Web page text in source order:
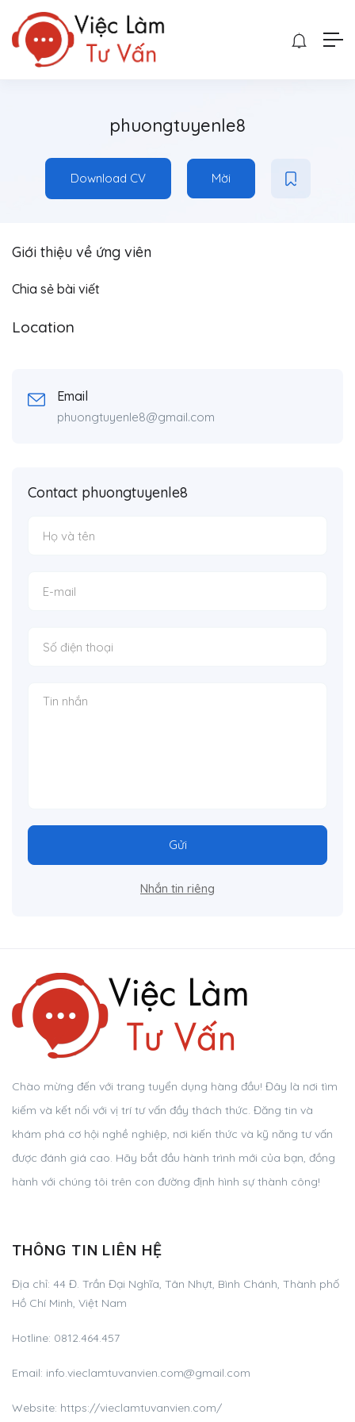
phuongtuyenle8
Download CV Mời
Giới thiệu về ứng viên
Chia sẻ bài viết
Location
Email
phuongtuyenle8@gmail.com
Contact phuongtuyenle8
Gửi
Nhắn tin riêng
Chào mừng đến với trang tuyển dụng hàng đầu! Đây là nơi tìm
kiếm và kết nối với vị trí tư vấn đầy thách thức. Đăng tin và
khám phá cơ hội nghề nghiệp, nơi kiến thức và kỹ năng tư vấn
được đánh giá cao. Hãy bắt đầu hành trình mới của bạn, đồng
hành với chúng tôi trên con đường định hình sự thành công!
THÔNG TIN LIÊN HỆ
Địa chỉ: 44 Đ. Trần Đại Nghĩa, Tân Nhựt, Bình Chánh, Thành phố
Hồ Chí Minh, Việt Nam
Hotline: 0812.464.457
Email: info.vieclamtuvanvien.com@gmail.com
Website: https://vieclamtuvanvien.com/